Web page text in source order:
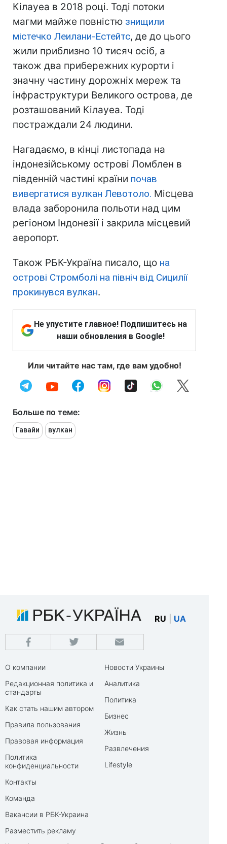
Кілауеа в 2018 році. Тоді потоки
магми майже повністю знищили
містечко Леилани-Естейтс, де до цього
жили приблизно 10 тисяч осіб, а
також два прибережних курорти і
значну частину дорожніх мереж та
інфраструктури Великого острова, де
розташований Кілауеа. Тоді
постраждали 24 людини.
Нагадаємо, в кінці листопада на
індонезійському острові Ломблен в
південній частині країни почав
вивергатися вулкан Левотоло. Місцева
влада заборонила польоти над цим
регіоном Індонезії і закрила місцевий
аеропорт.
Також РБК-Україна писало, що на
острові Стромболі на північ від Сицилії
прокинувся вулкан.
Не упустите главное! Подпишитесь на
наши обновления в Google!
Или читайте нас там, где вам удобно!
Больше по теме:
Гавайи вулкан
RU UA
О компании
Редакционная политика и
стандарты
Как стать нашим автором
Правила пользования
Правовая информация
Политика
конфиденциальности
Контакты
Команда
Вакансии в РБК-Украина
Разместить рекламу
Новости Украины
Аналитика
Политика
Бизнес
Жизнь
Развлечения
Lifestyle